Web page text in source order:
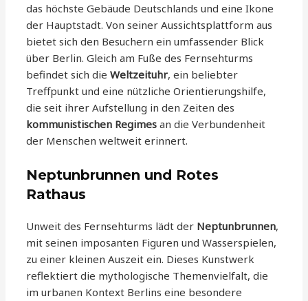
das höchste Gebäude Deutschlands und eine Ikone
der Hauptstadt. Von seiner Aussichtsplattform aus
bietet sich den Besuchern ein umfassender Blick
über Berlin. Gleich am Fuße des Fernsehturms
befindet sich dieWeltzeituhr, ein beliebter
Treffpunkt und eine nützliche Orientierungshilfe,
die seit ihrer Aufstellung in den Zeiten des
kommunistischen Regimes an die Verbundenheit
der Menschen weltweit erinnert.
Neptunbrunnen und Rotes
Rathaus
Unweit des Fernsehturms lädt der Neptunbrunnen,
mit seinen imposanten Figuren und Wasserspielen,
zu einer kleinen Auszeit ein. Dieses Kunstwerk
reflektiert die mythologische Themenvielfalt, die
im urbanen Kontext Berlins eine besondere